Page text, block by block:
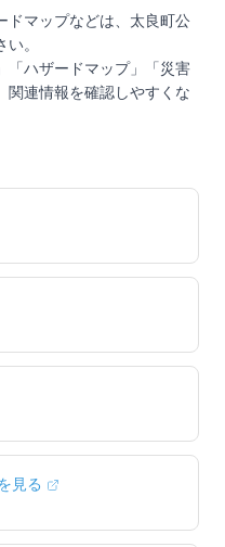
マップなどは、 太良町公
。
「ハザードマップ」「災害
関連情報を確認しやすくな
見る